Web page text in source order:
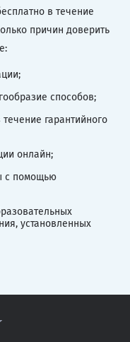
в течение
причин доверить
способов;
гарантийного
онлайн;
с помощью
установленных